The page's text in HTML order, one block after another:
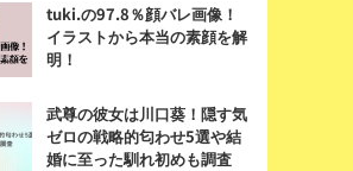
tuki.の97.8％顔バレ画像！
イラストから本当の素顔を解
明！
武尊の彼女は川口葵！隠す気
ゼロの戦略的匂わせ5選や結
婚に至った馴れ初めも調査